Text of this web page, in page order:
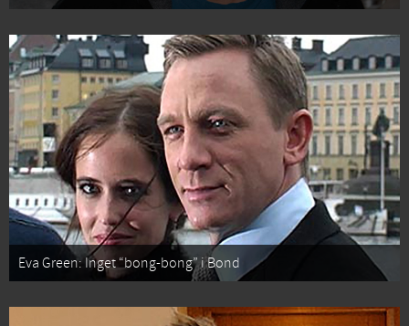
Eva Green: Inget “bong-bong” i Bond